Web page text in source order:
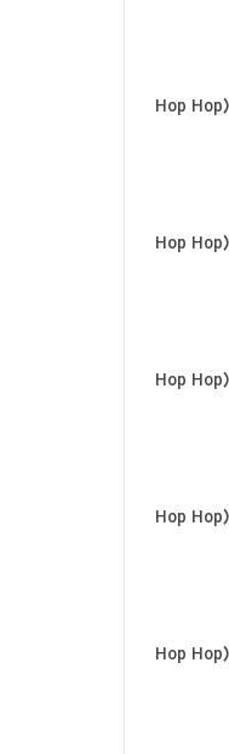
انیمیشن جغد کوچولوها (Hop Hop
انیمیشن جغد کوچولوها (Hop Hop
انیمیشن جغد کوچولوها (Hop Hop
انیمیشن جغد کوچولوها (Hop Hop
انیمیشن جغد کوچولوها (Hop Hop